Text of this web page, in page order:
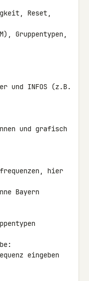
Reset,
Gruppentypen,
und INFOS (z.B.
und grafisch
hier
Bayern
eingeben